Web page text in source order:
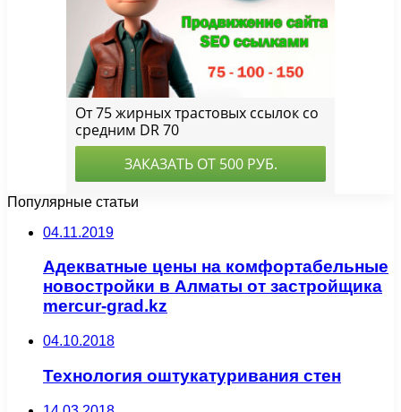
Популярные статьи
04.11.2019
Адекватные цены на комфортабельные
новостройки в Алматы от застройщика
mercur-grad.kz
04.10.2018
Технология оштукатуривания стен